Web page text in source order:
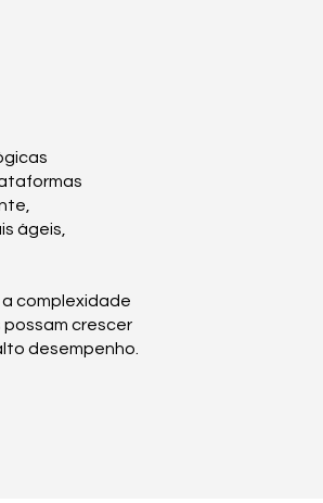
ágeis,
a complexidade
crescer
desempenho.